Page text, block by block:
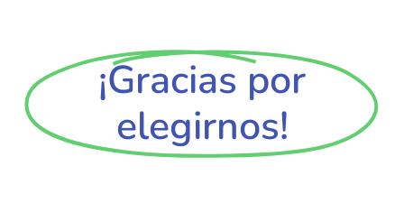
¡Gracias por
elegirnos!